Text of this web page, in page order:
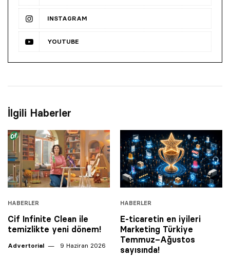
INSTAGRAM
YOUTUBE
İlgili Haberler
HABERLER
Cif Infinite Clean ile
temizlikte yeni dönem!
Advertorial 9 Haziran 2026
HABERLER
E-ticaretin en iyileri
Marketing Türkiye
Temmuz–Ağustos
sayısında!